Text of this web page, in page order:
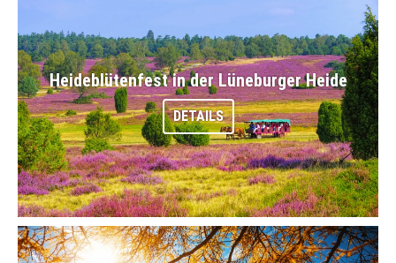
Heideblütenfest in der Lüneburger Heide
DETAILS